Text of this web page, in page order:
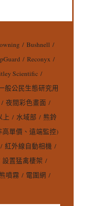
/ Bushnell /
/ Reconyx /
Scientific /
般公民生態研究用
/ 夜間彩色畫面 /
上 / 水域部 / 熊鈴
高單價、遠端監控)
/ 紅外線自動相機 /
設置猛禽棲架 /
噴霧 / 電圍網 /